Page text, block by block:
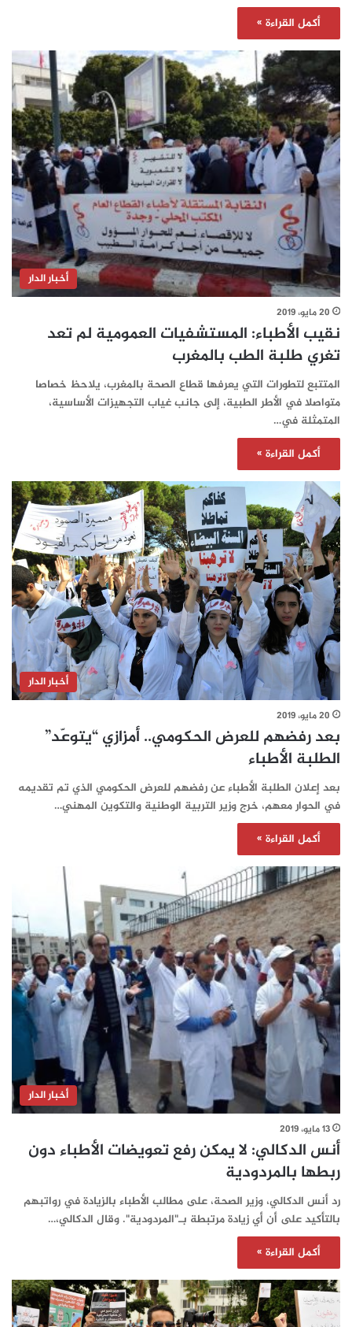
أكمل القراءة »
أخبار الدار
20 مايو، 2019
نقيب الأطباء: المستشفيات العمومية لم تعد
تغري طلبة الطب بالمغرب
المتتبع لتطورات التي يعرفها قطاع الصحة بالمغرب، يلاحظ خصاصا
متواصلا في الأطر الطبية، إلى جانب غياب التجهيزات الأساسية،
المتمثلة في…
أكمل القراءة »
أخبار الدار
20 مايو، 2019
بعد رفضهم للعرض الحكومي.. أمزازي “يتوعّد”
الطلبة الأطباء
بعد إعلان الطلبة الأطباء عن رفضهم للعرض الحكومي الذي تم تقديمه
في الحوار معهم، خرج وزير التربية الوطنية والتكوين المهني…
أكمل القراءة »
أخبار الدار
13 مايو، 2019
أنس الدكالي: لا يمكن رفع تعويضات الأطباء دون
ربطها بالمردودية
رد أنس الدكالي، وزير الصحة، على مطالب الأطباء بالزيادة في رواتبهم
بالتأكيد على أن أي زيادة مرتبطة بـ"المردودية". وقال الدكالي،…
أكمل القراءة »